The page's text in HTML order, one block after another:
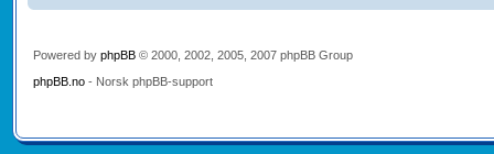
Powered by phpBB© 2000, 2002, 2005, 2007 phpBB Group
phpBB.no- Norsk phpBB-support